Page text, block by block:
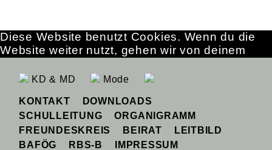
KD & MD Mode
KONTAKT
DOWNLOADS
SCHULLEITUNG
ORGANIGRAMM
FREUNDESKREIS
BEIRAT
LEITBILD
BAFÖG
RBS-B IMPRESSUM
Diese Website benutzt Cookies. Wenn du die
Website weiter nutzt, gehen wir von deinem